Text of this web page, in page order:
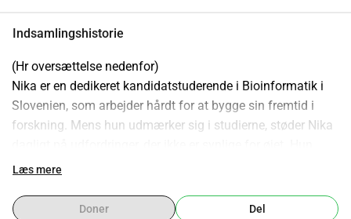
Indsamlingshistorie
(Hr oversættelse nedenfor)
Nika er en dedikeret kandidatstuderende i Bioinformatik i
Slovenien, som arbejder hårdt for at bygge sin fremtid i
forskning. Mens hun udmærker sig i studierne, støder Nika
lever med
Forestil dig modet det kræver at forfølge en mastergrad,
Læs mere
Doner Del